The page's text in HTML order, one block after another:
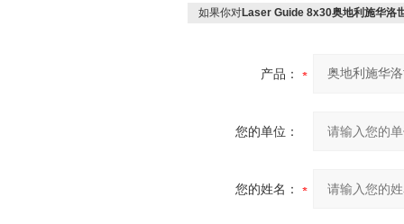
如果你对Laser Guide 8x30奥地利施华洛
产品：
您的单位：
您的姓名：